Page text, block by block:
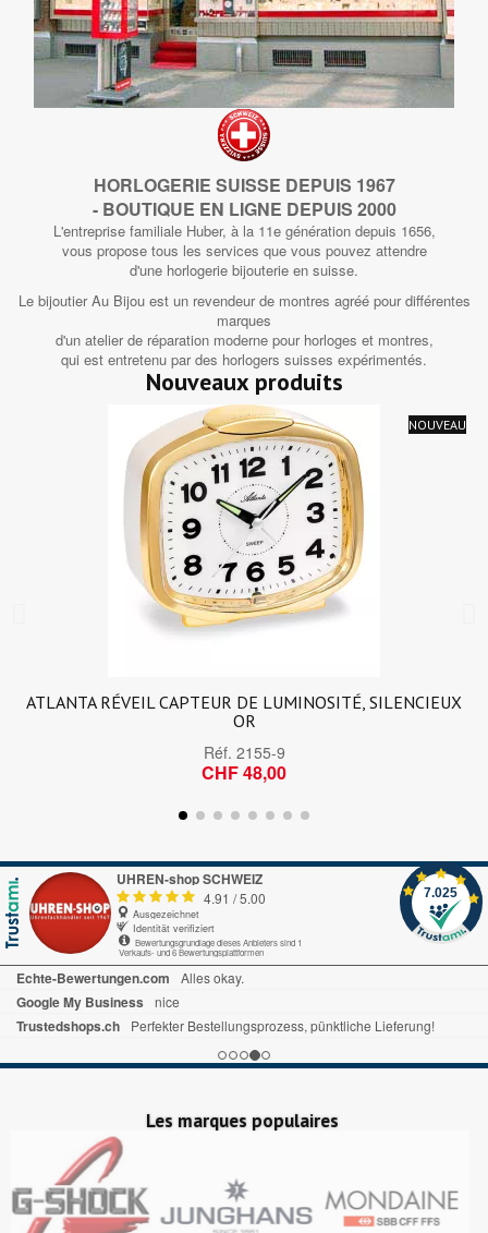
HORLOGERIE SUISSE DEPUIS 1967
- BOUTIQUE EN LIGNE DEPUIS 2000
L'entreprise familiale Huber, à la 11e génération depuis 1656,
vous propose tous les services que vous pouvez attendre
d'une horlogerie bijouterie en suisse.
Le bijoutier Au Bijou est un revendeur de montres agréé pour différentes
marques
d'un atelier de réparation moderne pour horloges et montres,
qui est entretenu par des horlogers suisses expérimentés.
Nouveaux produits
NOUVEAU
ATLANTA RÉVEIL CAPTEUR DE LUMINOSITÉ, SILENCIEUX
OR
Réf. 2155-9
CHF 48,00
UHREN-shop SCHWEIZ
4.91 /5.00
Ausgezeichnet
Identität verifiziert
Bewertungsgrundlage dieses Anbieters sind 1
Verkaufs- und 6 Bewertungsplattformen
7.025
Echte-Bewertungen.com Alles okay.
Google My Business nice
Trustedshops.ch Perfekter Bestellungsprozess, pünktliche Lieferung!
Les marques populaires